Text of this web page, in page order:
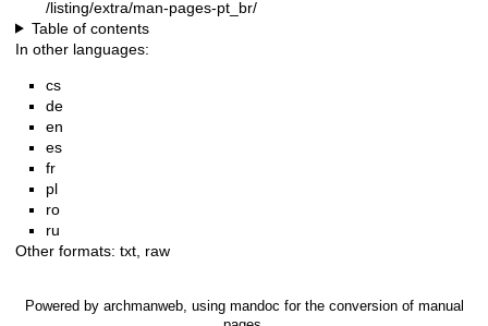
/listing/extra/man-pages-pt_br/
Table of contents
In other languages:
cs
de
en
es
fr
pl
ro
ru
Other formats: txt raw
Powered by archmanweb, using mandoc for the conversion of manual